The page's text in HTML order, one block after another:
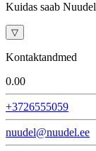
Kuidas saab
▽
Kontaktandmed
0.00
+3726555059
nuudel@nuudel.ee